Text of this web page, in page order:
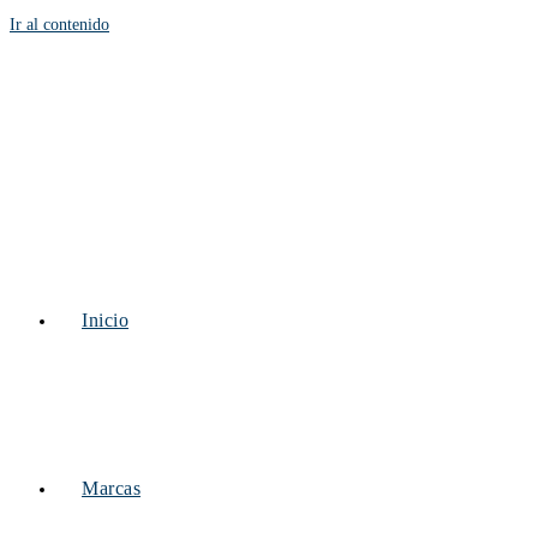
Ir al contenido
Inicio
Marcas